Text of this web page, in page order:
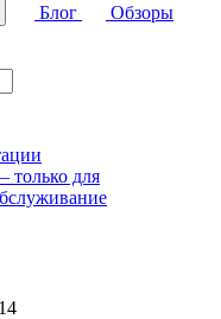
Блог
Обзоры
только для